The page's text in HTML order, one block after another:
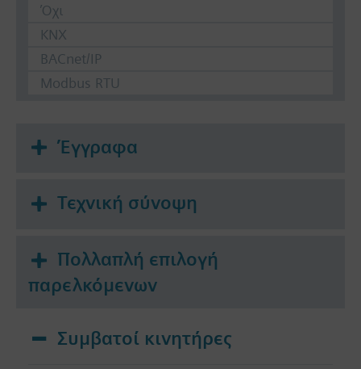
Όχι
KNX
BACnet/IP
Modbus RTU
Έγγραφα
Τεχνική σύνοψη
Πολλαπλή επιλογή
παρελκόμενων
Συμβατοί κινητήρες